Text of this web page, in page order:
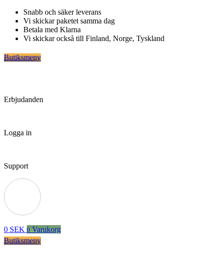
Hoppa
innehåll
Snabb och säker leverans
Vi skickar paketet samma dag
Betala med Klarna
Vi skickar också till Finland, Norge, Tyskland
Butiksmeny
Erbjudanden
Logga in
Support
0 SEK 0 Varukorg
Butiksmeny